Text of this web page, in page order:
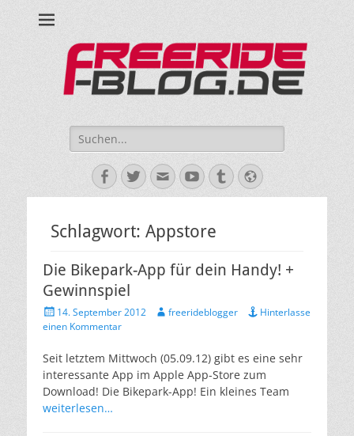
Suche
nach:
Facebook
Twitter
E-
Mail
YouTube
TumblrWebsite
Schlagwort: Appstore
Die Bikepark-App für dein Handy! +
Gewinnspiel
Veröffentlicht
am
14. September 2012 Autorfreerideblogger
Hinterlasse
einen Kommentar
Seit letztem Mittwoch (05.09.12) gibt es eine sehr
interessante App im Apple App-Store zum
Download! Die Bikepark-App! Ein kleines Team
weiterlesen…